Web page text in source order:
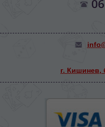
г. Кишинев,